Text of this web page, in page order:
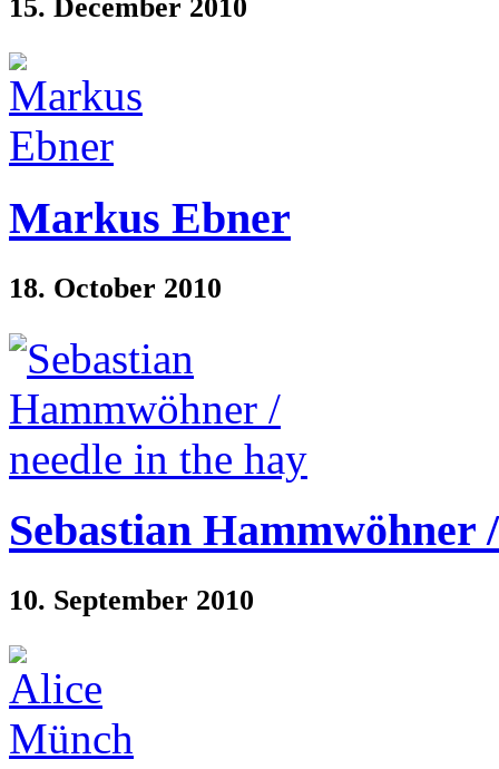
15. December 2010
Markus Ebner
18. October 2010
Sebastian Hammwöhner
10. September 2010